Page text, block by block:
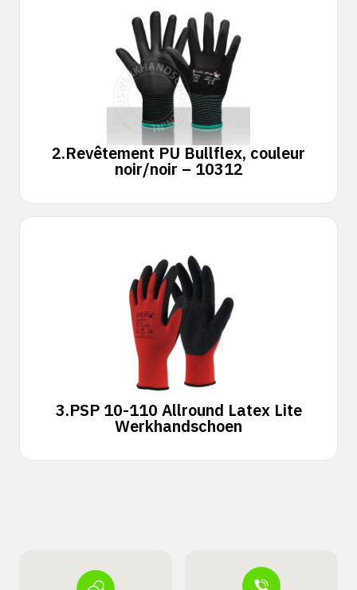
2.Revêtement PU Bullflex, couleur
noir/noir – 10312
3.PSP 10-110 Allround Latex Lite
Werkhandschoen